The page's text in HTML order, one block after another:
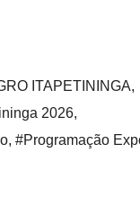
ITAPETININGA,
2026,
, #Programação